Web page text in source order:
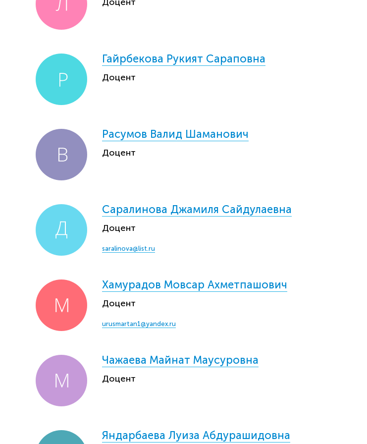
Гайрбекова Рукият Сараповна
Доцент
Расумов Валид Шаманович
Доцент
Саралинова Джамиля Сайдулаевна
Доцент
saralinova@list.ru
Хамурадов Мовсар Ахметпашович
Доцент
urusmartan1@yandex.ru
Чажаева Майнат Маусуровна
Доцент
Яндарбаева Луиза Абдурашидовна